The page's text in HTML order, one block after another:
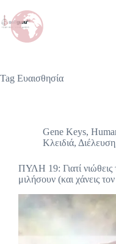
Tag Ευαισθησία
Gene Keys,
Κλειδιά, Διέλευση
ΠΥΛΗ 19: Γιατί νιώθεις
μιλήσουν (και χάνεις